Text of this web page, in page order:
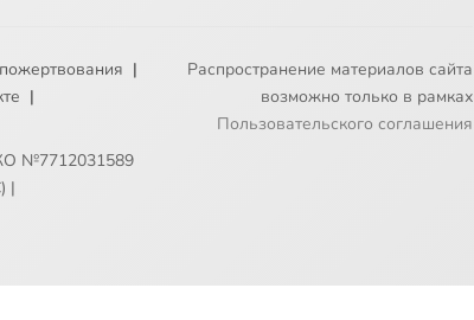
|
|
№7712031589
|
Распространение материалов сайта
возможно только в рамках
Пользовательского соглашения